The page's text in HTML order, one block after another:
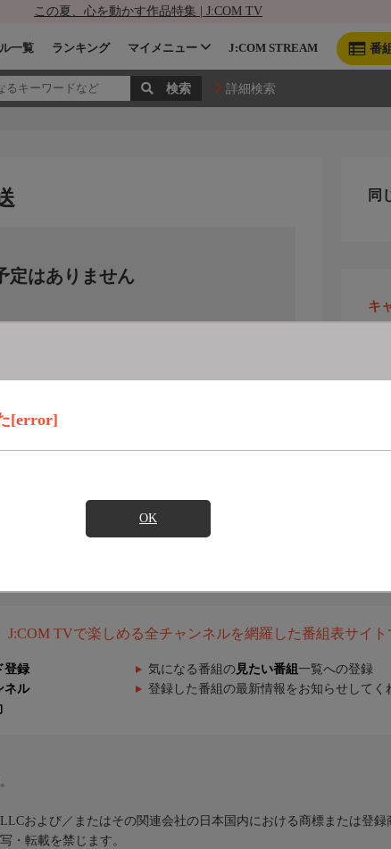
この夏、心を動かす作品特集 | J:COM TV
番
一覧 ランキング マイメニュー J:COM STREAM
詳細検索
[error]
OK
定はありません
同
キ
J:COM TVで楽しめる全チャンネルを網羅した番組表サイト
登録 気になる番組の 見たい番組 一覧への登録
ネル 登録した番組の最新情報をお知らせしてく
および／またはその関連会社の日本国内における商標または登録
・転載を禁じます。